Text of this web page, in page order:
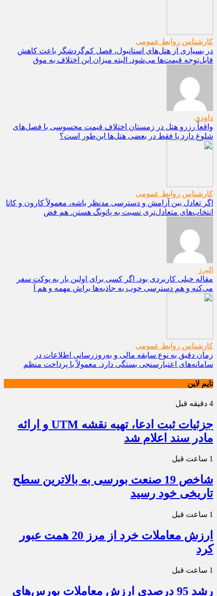
کارشناس روابط عمومی
در بسیاری از هتل‌های استانبول، فصل کم‌گردشگر باعث کاهش
قابل‌توجه قیمت‌ها می‌شود. البته میزان این اختلاف به موق
داودی
واقعاً رزرو هتل در زمستان اختلاف قیمت محسوسی با فصل‌های
شلوغ دارد یا فقط در بعضی هتل‌ها این‌طور است؟
کارشناس روابط عمومی
اگر تعادل بین آرامش و دسترسی مدنظر باشه، معمولاً کارون و کاتا
انتخاب‌های متعادل‌تری نسبت به پاتونگ هستن. هم فض
البرز
مقاله خیلی کاربردی بود. اگر کسی برای اولین بار به پوکت سفر
می‌کنه و هم دسترسی خوب به جاذبه‌ها براش مهمه و هم آ
کارشناس روابط عمومی
زمان دقیق به نوع سابقه مالی و به‌روزرسانی اطلاعات در
سامانه‌های اعتبارسنجی بستگی دارد. معمولاً با پرداخت منظم
تایم لاین
4 دقیقه قبل
جزئیات ثبت ادعا، تهیه نقشه UTM و ارائه
مادر سند اعلام شد
1 ساعت قبل
شاخص 19 صنعت بورسی به بالاترین سطح
تاریخی خود رسید
1 ساعت قبل
ارزش معاملات خرد از مرز 20 همت عبور
کرد
1 ساعت قبل
رشد 95 درصدی ارزش معاملات بورس‌های